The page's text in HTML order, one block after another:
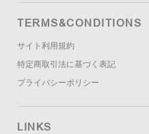
TERMS&CONDITIONS
サイト利用規約
特定商取引法に基づく表記
プライバシーポリシー
LINKS